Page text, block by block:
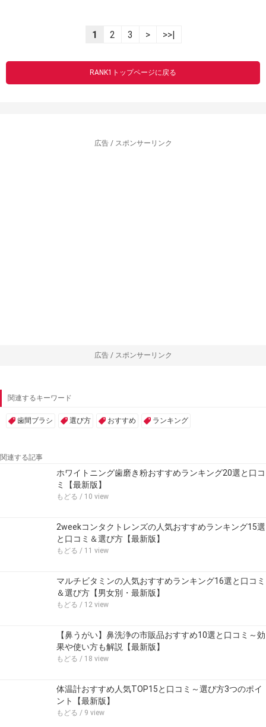
1 2 3 > >>|
RANK1トップページに戻る
広告 / スポンサーリンク
広告 / スポンサーリンク
関連するキーワード
歯間ブラシ 選び方 おすすめ ランキング
関連する記事
ホワイトニング歯磨き粉おすすめランキング20選と口コ
ミ【最新版】
もどる / 10 view
2weekコンタクトレンズの人気おすすめランキング15選
と口コミ＆選び方【最新版】
もどる / 11 view
マルチビタミンの人気おすすめランキング16選と口コミ
＆選び方【男女別・最新版】
もどる / 12 view
【鼻うがい】鼻洗浄の市販品おすすめ10選と口コミ～効
果や使い方も解説【最新版】
もどる / 18 view
体温計おすすめ人気TOP15と口コミ～選び方3つのポイ
ント【最新版】
もどる / 9 view